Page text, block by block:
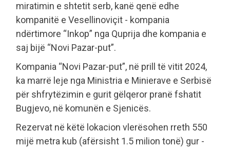
miratimin e shtetit serb, kanë qenë edhe
kompanitë e Vesellinoviçit - kompania
ndërtimore “Inkop” nga Quprija dhe kompania e
saj bijë “Novi Pazar-put”.
Kompania “Novi Pazar-put”, në prill të vitit 2024,
ka marrë leje nga Ministria e Minierave e Serbisë
për shfrytëzimin e gurit gëlqeror pranë fshatit
Bugjevo, në komunën e Sjenicës.
Rezervat në këtë lokacion vlerësohen rreth 550
mijë metra kub (afërsisht 1.5 milion tonë) gur -